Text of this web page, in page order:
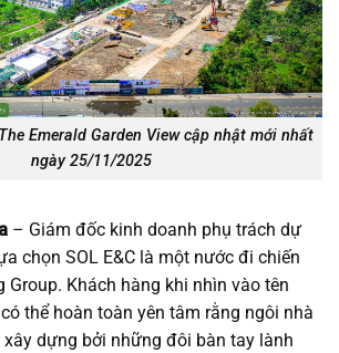
Emerald Garden View cập nhật mới nhất
ngày 25/11/2025
– Giám đốc kinh doanh phụ trách dự
chọn SOL E&C là một nước đi chiến
Group. Khách hàng khi nhìn vào tên
thể hoàn toàn yên tâm rằng ngôi nhà
dựng bởi những đôi bàn tay lành